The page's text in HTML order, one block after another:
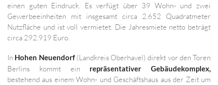
einen guten Eindruck. Es verfügt über 39 Wohn- und zwei
Gewerbeeinheiten mit insgesamt circa 2.652 Quadratmeter
Nutzfläche und ist voll vermietet. Die Jahresmiete netto beträgt
circa 292.919 Euro.
In Hohen Neuendorf(Landkreis Oberhavel) direkt vor den Toren
Berlins kommt ein repräsentativer Gebäudekomplex,
bestehend aus einem Wohn- und Geschäftshaus aus der Zeit um